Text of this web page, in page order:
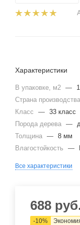
Характеристики
В упаковке, м2 —
Страна производства
Класс
— 33 класс
Порода дерева —
Толщина — 8 мм
Влагостойкость
—
Все характеристики
688
-10%